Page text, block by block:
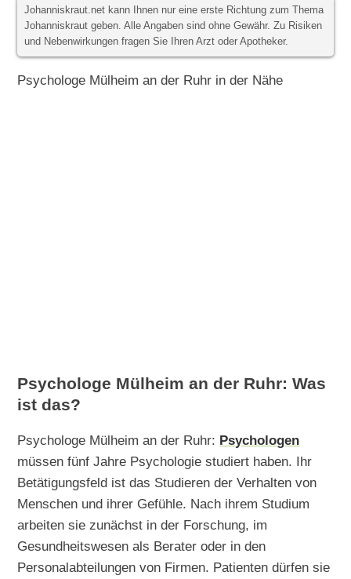
Johanniskraut.net kann Ihnen nur eine erste Richtung zum Thema
Johanniskraut geben. Alle Angaben sind ohne Gewähr. Zu Risiken
und Nebenwirkungen fragen Sie Ihren Arzt oder Apotheker.
Psychologe Mülheim an der Ruhr in der Nähe
Psychologe Mülheim an der Ruhr: Was
ist das?
Psychologe Mülheim an der Ruhr: Psychologen
müssen fünf Jahre Psychologie studiert haben. Ihr
Betätigungsfeld ist das Studieren der Verhalten von
Menschen und ihrer Gefühle. Nach ihrem Studium
arbeiten sie zunächst in der Forschung, im
Gesundheitswesen als Berater oder in den
Personalabteilungen von Firmen. Patienten dürfen sie